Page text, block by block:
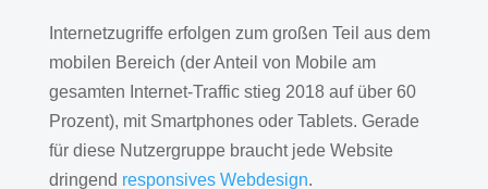
Internetzugriffe erfolgen zum großen Teil aus dem
mobilen Bereich (der Anteil von Mobile am
gesamten Internet-Traffic stieg 2018 auf über 60
Prozent), mit Smartphones oder Tablets. Gerade
für diese Nutzergruppe braucht jede Website
dringend responsives Webdesign.